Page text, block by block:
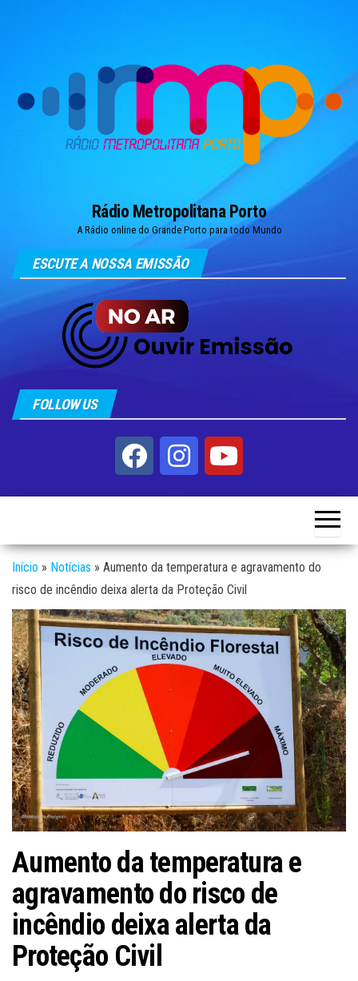
Rádio Metropolitana Porto
A Rádio online do Grande Porto para todo Mundo
ESCUTE A NOSSA EMISSÃO
FOLLOW US
Início » Notícias » Aumento da temperatura e agravamento do
risco de incêndio deixa alerta da Proteção Civil
Aumento da temperatura e
agravamento do risco de
incêndio deixa alerta da
Proteção Civil